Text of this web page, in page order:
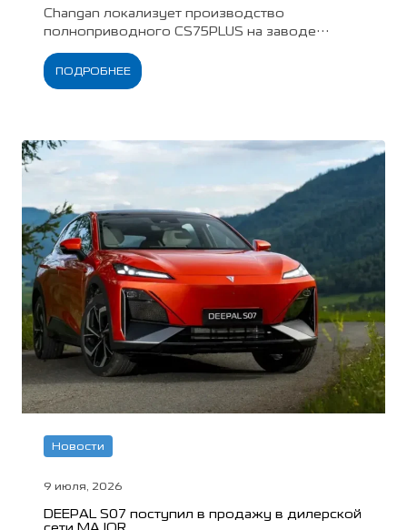
Changan локализует производство
полноприводного CS75PLUS на заводе
«Автотор». Российская сборка позволила
снизить стоимость обеих комплектаций
кроссовера на 90 000 рублей.
ПОДРОБНЕЕ
Новости
9 июля, 2026
DEEPAL S07 поступил в продажу в дилерской